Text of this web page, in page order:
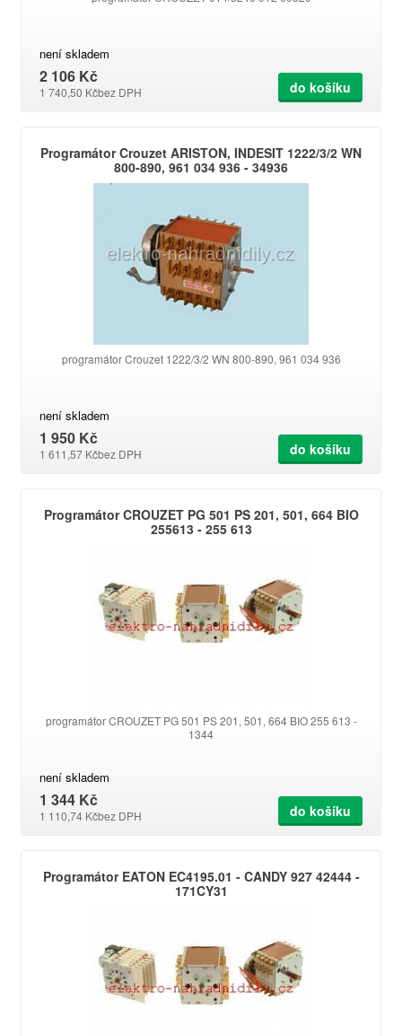
není skladem
2 106 Kč
1 740,50 Kčbez DPH do košíku
Programátor Crouzet ARISTON, INDESIT 1222/3/2 WN
800-890, 961 034 936 - 34936
programátor Crouzet 1222/3/2 WN 800-890, 961 034 936
není skladem
1 950 Kč
1 611,57 Kčbez DPH do košíku
Programátor CROUZET PG 501 PS 201, 501, 664 BIO
255613 - 255 613
programátor CROUZET PG 501 PS 201, 501, 664 BIO 255 613 -
1344
není skladem
1 344 Kč
1 110,74 Kčbez DPH do košíku
Programátor EATON EC4195.01 - CANDY 927 42444 -
171CY31